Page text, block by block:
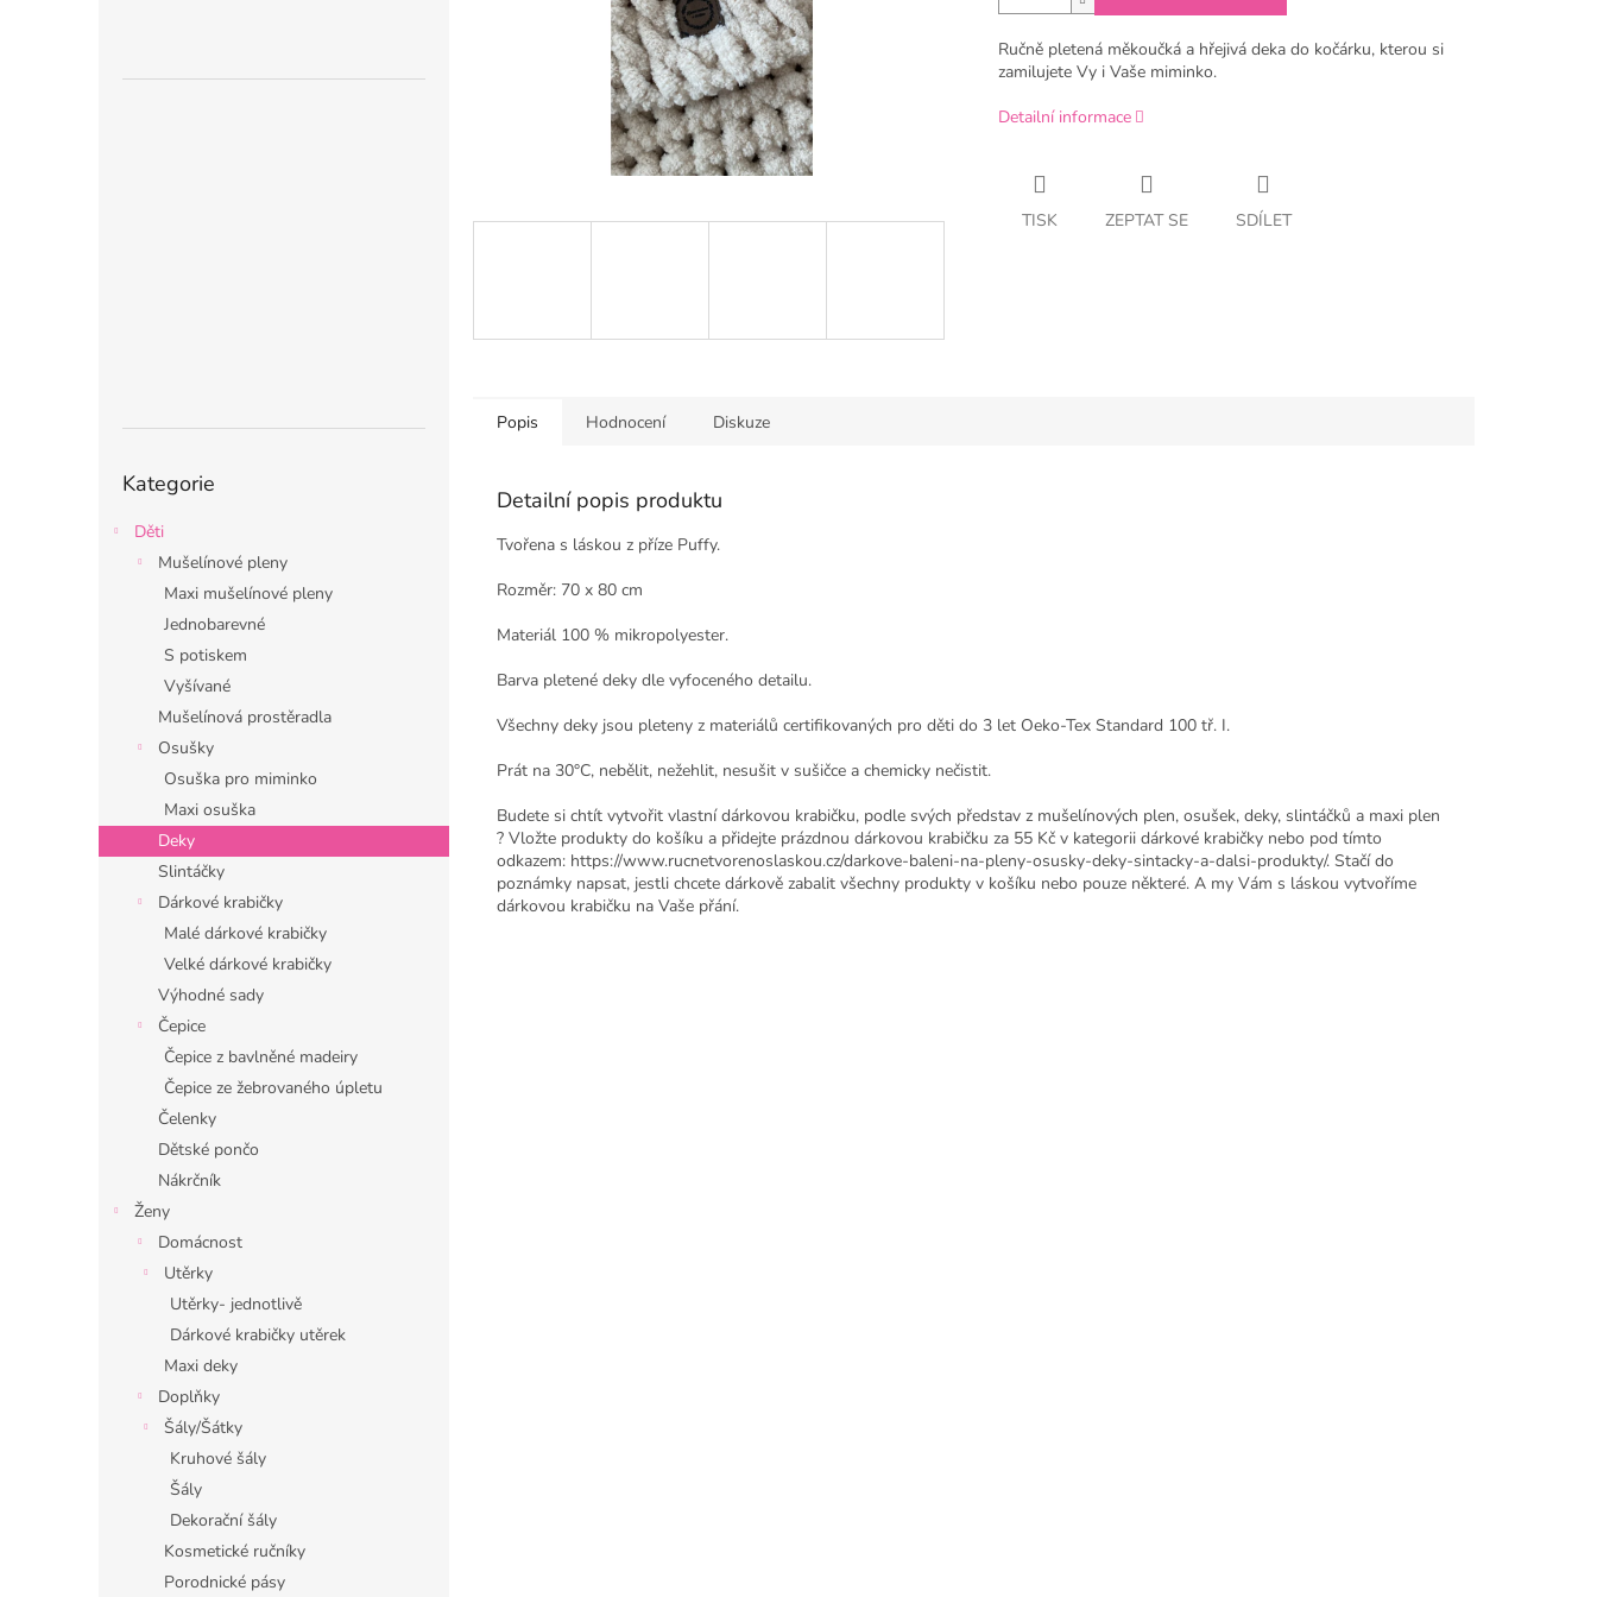
kategorie
Kategorie
Děti
Mušelínové pleny
Maxi mušelínové pleny
Jednobarevné
S potiskem
Vyšívané
Mušelínová prostěradla
Osušky
Osuška pro miminko
Maxi osuška
Deky
Slintáčky
Dárkové krabičky
Malé dárkové krabičky
Velké dárkové krabičky
Výhodné sady
Čepice
Čepice z bavlněné madeiry
Čepice ze žebrovaného úpletu
Čelenky
Dětské pončo
Nákrčník
Ženy
Domácnost
Utěrky
Utěrky- jednotlivě
Dárkové krabičky utěrek
Maxi deky
Doplňky
Šály/Šátky
Kruhové šály
Šály
Dekorační šály
Kosmetické ručníky
Porodnické pásy
Ručně pletená měkoučká a hřejivá deka do kočárku, kterou si
zamilujete Vy i Vaše miminko.
Detailní informace
TISK ZEPTAT SE SDÍLET
Popis Hodnocení Diskuze
Detailní popis produktu
Tvořena s láskou z příze Puffy.
Rozměr: 70 x 80 cm
Materiál 100 % mikropolyester.
Barva pletené deky dle vyfoceného detailu.
Všechny deky jsou pleteny z materiálů certifikovaných pro děti do 3 let Oeko-Tex Standard 100 tř. I.
Prát na 30°C, nebělit, nežehlit, nesušit v sušičce a chemicky nečistit.
Budete si chtít vytvořit vlastní dárkovou krabičku, podle svých představ z mušelínových plen, osušek, deky, slintáčků a maxi plen
? Vložte produkty do košíku a přidejte prázdnou dárkovou krabičku za 55 Kč v kategorii dárkové krabičky nebo pod tímto
odkazem: https://www.rucnetvorenoslaskou.cz/darkove-baleni-na-pleny-osusky-deky-sintacky-a-dalsi-produkty/. Stačí do
poznámky napsat, jestli chcete dárkově zabalit všechny produkty v košíku nebo pouze některé. A my Vám s láskou vytvoříme
dárkovou krabičku na Vaše přání.